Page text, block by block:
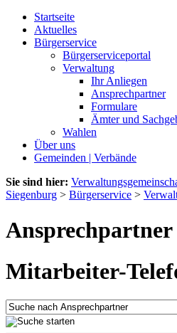
Startseite
Aktuelles
Bürgerservice
Bürgerserviceportal
Verwaltung
Ihr Anliegen
Ansprechpartner
Formulare
Ämter und
Wahlen
Über uns
Gemeinden | Verbände
Sie sind hier:
Siegenburg > Bürgerservice >
Ansprechpartner
Mitarbeiter-